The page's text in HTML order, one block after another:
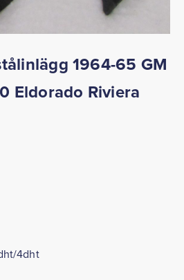
1964-65 GM
Eldorado Riviera
4dht